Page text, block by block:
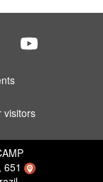
visitors
651